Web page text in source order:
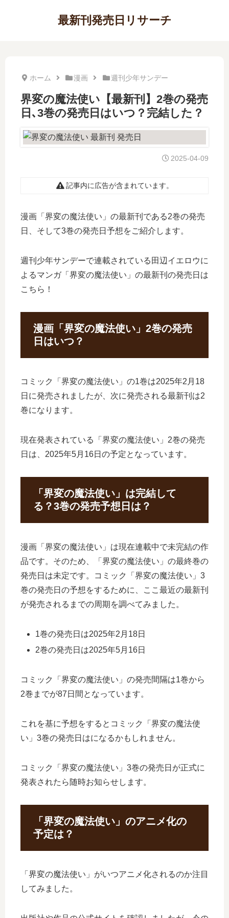
最新刊発売日リサーチ
ホーム 漫画 週刊少年サンデー
界変の魔法使い【最新刊】2巻の発売
日､3巻の発売日はいつ？完結した？
2025-04-09
記事内に広告が含まれています。
漫画「界変の魔法使い」の最新刊である2巻の発売
日、そして3巻の発売日予想をご紹介します。
週刊少年サンデーで連載されている田辺イエロウに
よるマンガ「界変の魔法使い」の最新刊の発売日は
こちら！
漫画「界変の魔法使い」2巻の発売
日はいつ？
コミック「界変の魔法使い」の1巻は2025年2月18
日に発売されましたが、次に発売される最新刊は2
巻になります。
現在発表されている「界変の魔法使い」2巻の発売
日は、2025年5月16日の予定となっています。
「界変の魔法使い」は完結して
る？3巻の発売予想日は？
漫画「界変の魔法使い」は現在連載中で未完結の作
品です。そのため、「界変の魔法使い」の最終巻の
発売日は未定です。コミック「界変の魔法使い」3
巻の発売日の予想をするために、ここ最近の最新刊
が発売されるまでの周期を調べてみました。
1巻の発売日は2025年2月18日
2巻の発売日は2025年5月16日
コミック「界変の魔法使い」の発売間隔は1巻から
2巻までが87日間となっています。
これを基に予想をするとコミック「界変の魔法使
い」3巻の発売日はになるかもしれません。
コミック「界変の魔法使い」3巻の発売日が正式に
発表されたら随時お知らせします。
「界変の魔法使い」のアニメ化の
予定は？
「界変の魔法使い」がいつアニメ化されるのか注目
してみました。